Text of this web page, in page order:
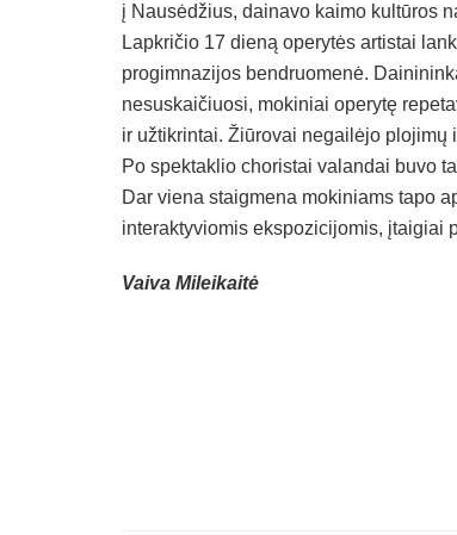
į Nausėdžius, dainavo kaimo kultūros
Lapkričio 17 dieną operytės artistai
progimnazijos bendruomenė.
nesuskaičiuosi, mokiniai operytę
ir užtikrintai. Žiūrovai negailėjo plojimų
Po spektaklio choristai valandai buvo
Dar viena staigmena mokiniams tapo
interaktyviomis ekspozicijomis, įtaigiai
Vaiva Mileikaitė